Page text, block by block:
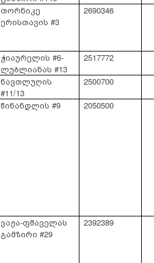
თორნიკე
ერისთავის #3
2690346
ჭიაურელის #6-
ლუბლიანას #13
2517772
ნავთლუღის
#11/13
2500700
წინანდლის #9 2050500
ვაჟა-ფშაველას
გამზირი #29
2392389